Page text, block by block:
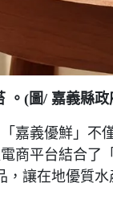
。(圖/ 嘉義縣政
嘉義優鮮」不
商平台結合了
，讓在地優質